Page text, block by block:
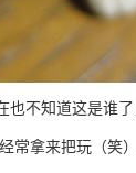
不知道这是谁
常拿来把玩（笑）